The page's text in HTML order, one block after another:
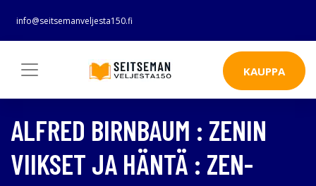
info@seitsemanveljesta150.fi
KAUPPA
ALFRED BIRNBAUM : ZENIN
VIIKSET JA HÄNTÄ : ZEN-